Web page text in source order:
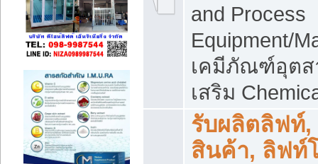
and Process
Equipment/
เคมีภัณฑ์อุตส
เสริม
รับผลิตลิฟท์
สินค้า, ลิฟท์